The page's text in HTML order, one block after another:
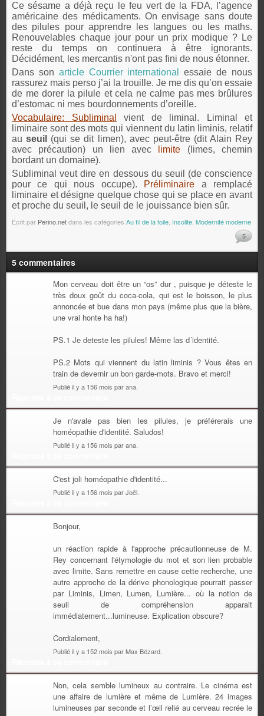
Ce sésame a déjà reçu le feu vert de la FDA, l’agence
américaine des médicaments. On envisage sans doute
des pilules pour apprendre les langues ou les maths.
Renouvelables chaque jour pour un prix modique ? Le
reste du temps on continuera à être ignorants.
Décidément, les mercantis n'ont pas fini de nous étonner.
Dans son article Courrier international
essaie de nous
rassurez mais perso j’ai la trouille. Je me dis qu’on essaie
de me dorer la pilule et cela ne calme pas mes brûlures
d’estomac ni mes bourdonnements d’oreille.
Vocabulaire: Subliminal
vient de liminal. Liminal et
liminaire sont des mots qui viennent du latin liminis, relatif
auseuil
(qui se dit limen), avec peut-être (dit Alain Rey
avec précaution) un lien avec
limite (limes, chemin
bordant un domaine).
Subliminal veut dire en dessous du seuil (de conscience
pour ce qui nous occupe).
Préliminaire a remplacé
liminaire et désigne quelque chose qui se place en avant
et proche du seuil, le seuil de le jouissance bien sûr.
Écrit par Perino.netdans les catégories Au fil de la toile, Insolite, Modernité moderne
5
5 commentaires
Mon cerveau doit être un “os” dur , puisque je déteste le
très doux goût du coca-cola, qui est le boisson, le plus
annoncée et bue dans mon pays (même plus que la bière,
une vrai honte ha ha!)
PS.1 Je deteste les pilules! Même las d´identité.
PS.2 Mots qui viennent du latin liminis ? Vous êtes en
train de devernir un bon garde-mots. Bravo et merci!
Publié il y a 156 mois par ana.
Je n'avale pas bien les pilules, je préférerais une
homéopathie d'identité. Saludos!
Publié il y a 156 mois par ana.
C'est joli homéopathie d'identité...
Publié il y a 156 mois par Joël.
Bonjour,
un réaction rapide à l'approche précautionneuse de M.
Rey concernant l'étymologie du mot et son lien probable
avec limite. Sans remettre en cause cette recherche, une
autre approche de la dérive phonologique pourrait passer
par Liminis, Limen, Lumen, Lumière... où la notion de
seuil de compréhension apparait
immédiatement...lumineuse. Explication obscure?
Cordialement,
Publié il y a 152 mois par Max Bézard.
Non, cela semble lumineux au contraire. Le cinéma est
une affaire de lumière et même de Lumière. 24 images
lumineuses par seconde et l’œil relié au cerveau recrée le